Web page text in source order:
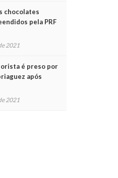
chocolates
pela PRF
no Natal
2021
é preso por
após
2021